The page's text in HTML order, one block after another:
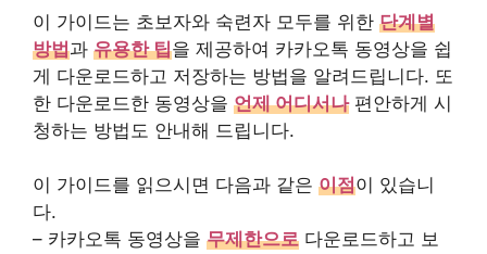
이 가이드는 초보자와 숙련자 모두를 위한 단계별
방법과 유용한 팁을 제공하여 카카오톡 동영상을 쉽
게 다운로드하고 저장하는 방법을 알려드립니다. 또
한 다운로드한 동영상을 언제 어디서나편안하게 시
청하는 방법도 안내해 드립니다.
이 가이드를 읽으시면 다음과 같은 이점이 있습니
다.
– 카카오톡 동영상을 무제한으로 다운로드하고 보